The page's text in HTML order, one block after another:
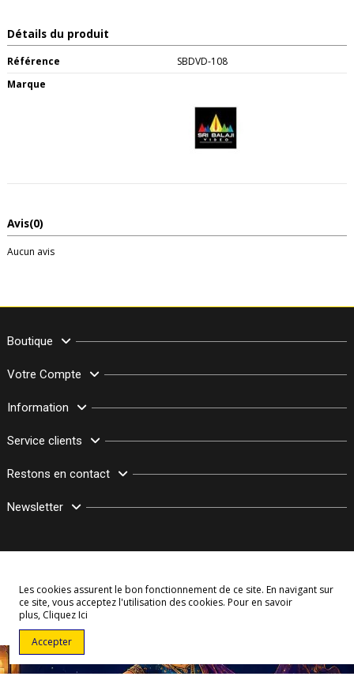
Détails du produit
Référence
SBDVD-108
Marque
Avis(0)
Aucun avis
Boutique
Votre Compte
Information
Service clients
Restons en contact
Newsletter
© Copyright 2003–2026 Bollymarket.com - Tous Droits Réservés
Les cookies assurent le bon fonctionnement de ce site. En navigant sur
ce site, vous acceptez l'utilisation des cookies. Pour en savoir
plus, Cliquez Ici
Accepter